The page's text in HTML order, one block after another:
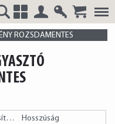
ROZSDAMENTES
Hosszúság